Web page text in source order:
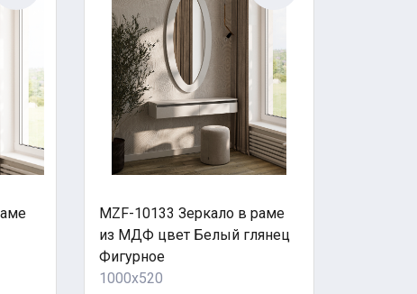
MZF-10133 Зеркало в раме
из МДФ цвет Белый глянец
Фигурное
1000x520